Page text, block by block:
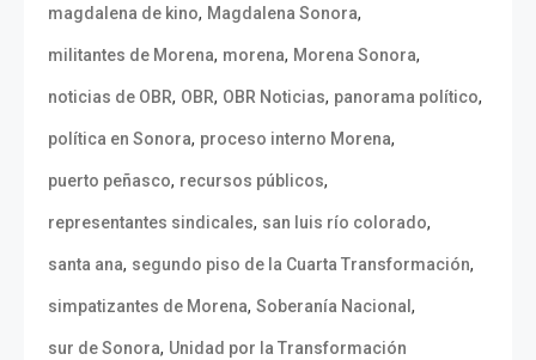
magdalena de kino, Magdalena Sonora,
militantes de Morena, morena, Morena Sonora,
noticias de OBR, OBR, OBR Noticias, panorama político,
política en Sonora, proceso interno Morena,
puerto peñasco, recursos públicos,
representantes sindicales, san luis río colorado,
santa ana, segundo piso de la Cuarta Transformación,
simpatizantes de Morena, Soberanía Nacional,
sur de Sonora, Unidad por la Transformación